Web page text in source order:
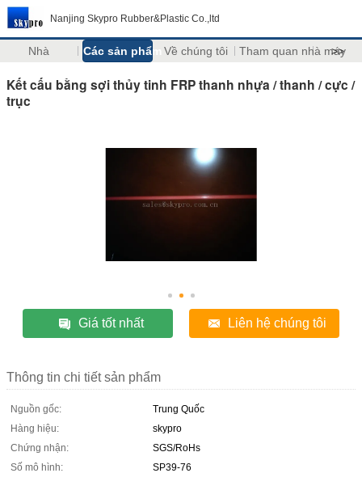
Nanjing Skypro Rubber&Plastic Co.,ltd
Nhà Các sản phẩm Về chúng tôi Tham quan nhà máy
>>
Kết cấu bằng sợi thủy tinh FRP thanh nhựa / thanh / cực /
trục
Giá tốt nhất Liên hệ chúng tôi
Thông tin chi tiết sản phẩm
Nguồn gốc:
Trung Quốc
Hàng hiệu:
skypro
Chứng nhận:
SGS/RoHs
Số mô hình:
SP39-76